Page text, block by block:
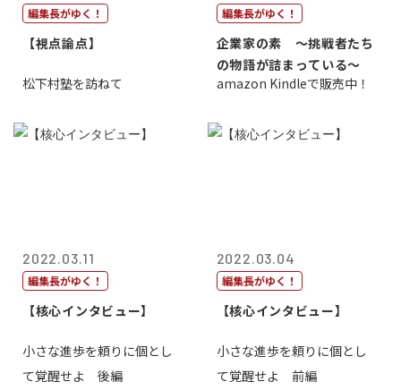
編集長がゆく！
【視点論点】
松下村塾を訪ねて
編集長がゆく！
企業家の素 〜挑戦者たち
の物語が詰まっている〜
amazon Kindleで販売中！
2022.03.11
編集長がゆく！
【核心インタビュー】
小さな進歩を頼りに個とし
て覚醒せよ 後編
2022.03.04
編集長がゆく！
【核心インタビュー】
小さな進歩を頼りに個とし
て覚醒せよ 前編